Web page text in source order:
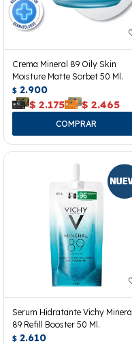
Crema Mineral 89 Oily Skin
Moisture Matte Sorbet 50 Ml.
$ 2.900
$ 2.175 $ 2.465
Serum Hidratante Vichy Mineral
89 Refill Booster 50 Ml.
$ 2.610